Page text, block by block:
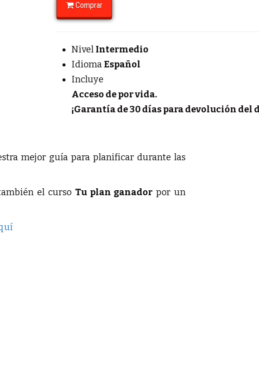
Comprar
Nivel Intermedio
IdiomaEspañol
Incluye
Acceso de por vida.
¡Garantía de 30 días para devolución del
mejor guía para planificar durante las
el curso Tu plan ganador por un